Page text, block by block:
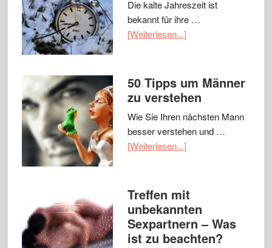
Die kalte Jahreszeit ist
bekannt für ihre …
[Weiterlesen...]
50 Tipps um Männer
zu verstehen
Wie Sie Ihren nächsten Mann
besser verstehen und …
[Weiterlesen...]
Treffen mit
unbekannten
Sexpartnern – Was
ist zu beachten?